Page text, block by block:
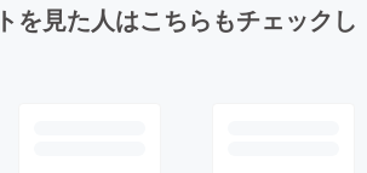
を見た人はこちらもチェックし